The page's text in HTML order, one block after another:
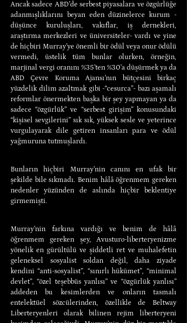
Ancak sadece ABD’de serbest piyasalara ve özgürlüğe
adanmışlıklarını beyan eden düzinelerce kurum -
düşünce kuruluşları, vakıflar, iş dernekleri,
araştırma merkezleri ve üniversiteler- vardı ve yine
de hiçbiri Murray’ye önemli bir ödül veya onur ödülü
vermedi, üstelik tüm bunlar olurken, örneğin,
marjinal vergi oranını %35’ten %30’a düşürmek ya da
ABD Çevre Koruma Ajansı’nın bütçesini birkaç
yüzdelik dilim azaltmak gibi -“cesurca”- bazı aşamalı
reformlar önermekten başka bir şey yapmayan ya da
sadece “özgürlük” ve “serbest girişim” konusundaki
“kişisel sevgilerini” sık sık, yüksek sesle ve yeterince
vurgulayarak dile getiren insanları para ve ödül
yağmuruna tutmuşlardı.
Bunların hiçbiri Murray’nin canını en ufak bir
şekilde bile sıkmadı. Benim hâlâ öğrenmem gereken
nedenler yüzünden de aslında hiçbir beklentiye
girmemişti.
Murray’nin farkına vardığı ve benim de hâlâ
öğrenmem gereken şey, Avusturo-liberteryenizme
yönelik en gürültülü ve şiddetli ret ve muhalefetin
geleneksel sosyalist soldan değil, daha ziyade
kendini “anti-sosyalist”, “sınırlı hükümet”, “minimal
devlet”, “özel teşebbüs yanlısı” ve “özgürlük yanlısı”
addeden bu kesimlerden ve onların tasmalı
entelektüel sözcülerinden, özellikle de Beltway
Liberteryenleri olarak bilinen rejim liberteryeni